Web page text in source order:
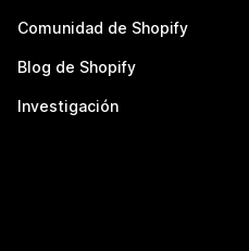
Comunidad de Shopify
Blog de Shopify
Investigación